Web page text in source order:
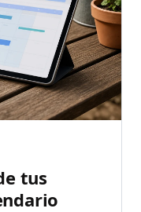
tus